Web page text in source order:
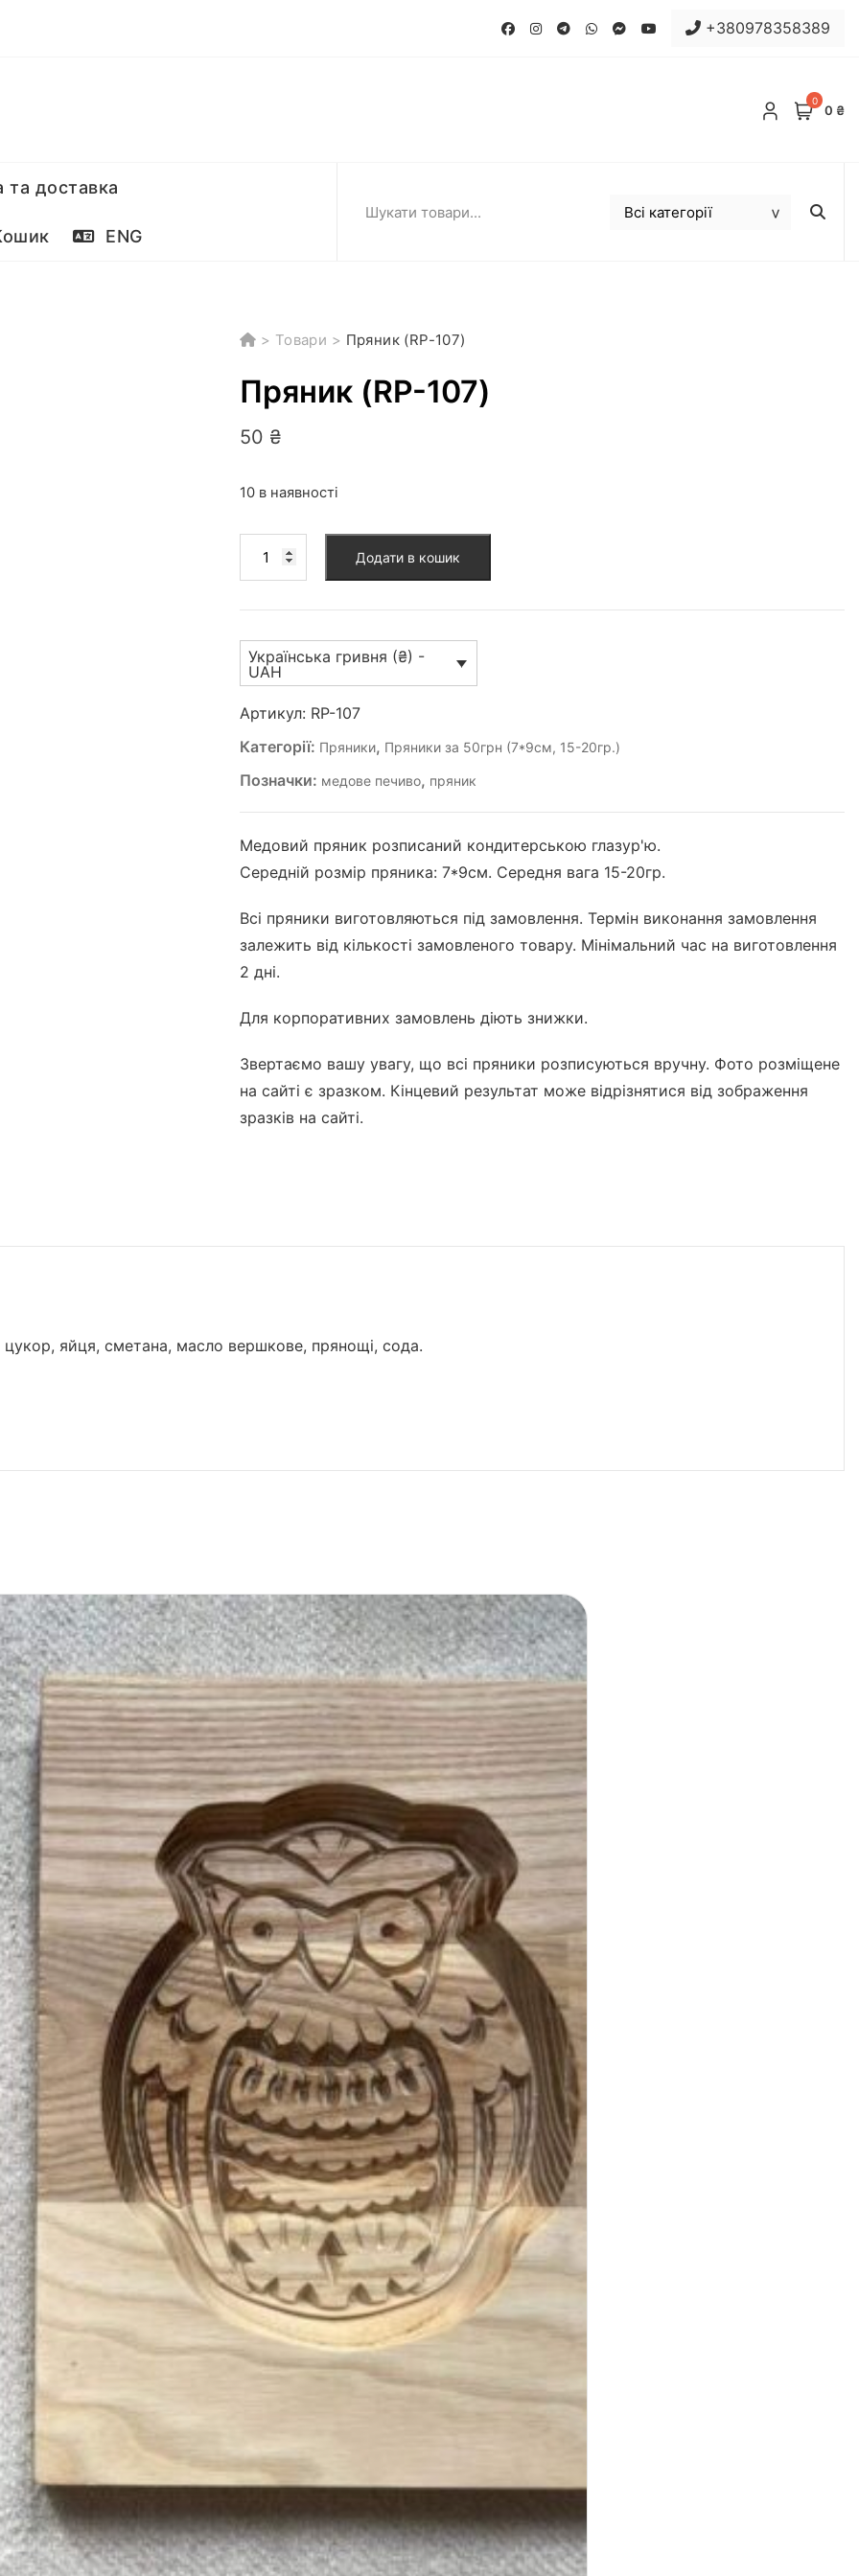
+380978358389
0
0 ₴
доставка
ENG
> Товари > Пряник (RP-107)
Пряник (RP-107)
50 ₴
10 в наявності
(RP-
кількість
Додати в кошик
Українська гривня (₴) -
UAH
Артикул: RP-107
Категорії: Пряники, Пряники за 50грн (7*9см, 15-20гр.)
Позначки: медове печиво, пряник
Медовий пряник розписаний кондитерською глазур'ю.
Середній розмір пряника: 7*9см. Середня вага 15-20гр.
Всі пряники виготовляються під замовлення. Термін виконання замовлення
залежить від кількості замовленого товару. Мінімальний час на виготовлення
2 дні.
Для корпоративних замовлень діють знижки.
Звертаємо вашу увагу, що всі пряники розписуються вручну. Фото розміщене
на сайті є зразком. Кінцевий результат може відрізнятися від зображення
зразків на сайті.
яйця, сметана, масло вершкове, прянощі, сода.